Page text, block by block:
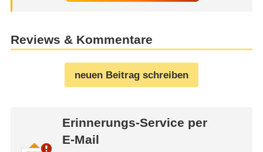
Reviews & Kommentare
neuen Beitrag schreiben
Erinnerungs-Service per
E-Mail